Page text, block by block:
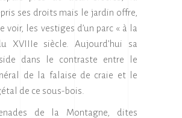
ses droits mais le jardin offre,
voir, les vestiges d’un parc « à la
XVIIIe siècle. Aujourd’hui sa
dans le contraste entre le
de la falaise de craie et le
de ce sous-bois.
de la Montagne, dites